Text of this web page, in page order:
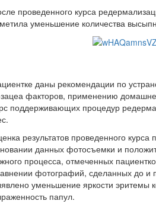
проведенного курса
уменьшение количества
даны рекомендации по
факторов, применению
поддерживающих процедур
результатов проведенного
данных фотосъемки и
процесса, отмеченных
фотографий, сделанных до и
уменьшение яркости эритемы
папул.